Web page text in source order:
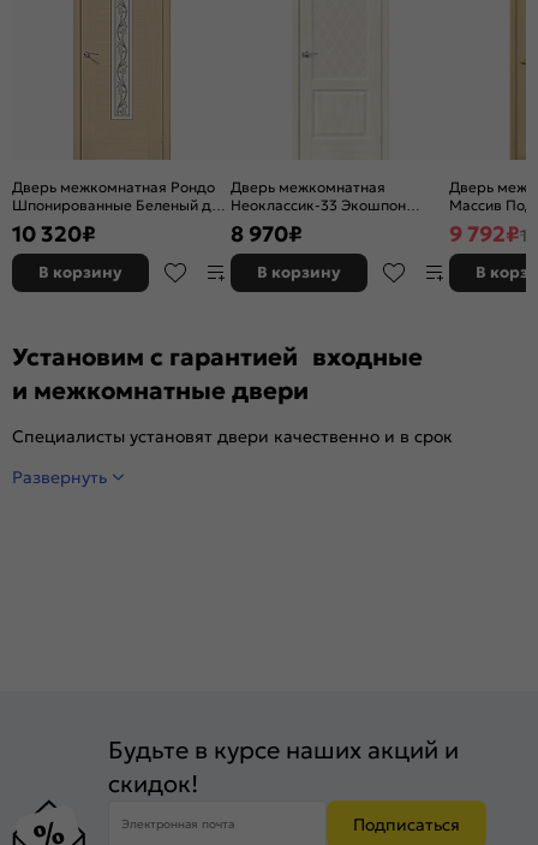
Дверь межкомнатная Рондо
Шпонированные Беленый дуб,
остекленная, сатинат белый
художественный, каркасно-
щитовая
10 320₽
В корзину
Дверь межкомнатная
Неоклассик-33 Экошпон
Nordic Oak, остекленная,
white сrystal, кромка нет,
филенчатая
8 970₽
В корзину
Дверь
Массив Под
без
9 792₽
В
Установим с гарантией входные
и межкомнатные двери
Специалисты установят двери качественно и в срок
Развернуть
Будьте в курсе наших акций и
скидок!
Электронная почта Подписаться